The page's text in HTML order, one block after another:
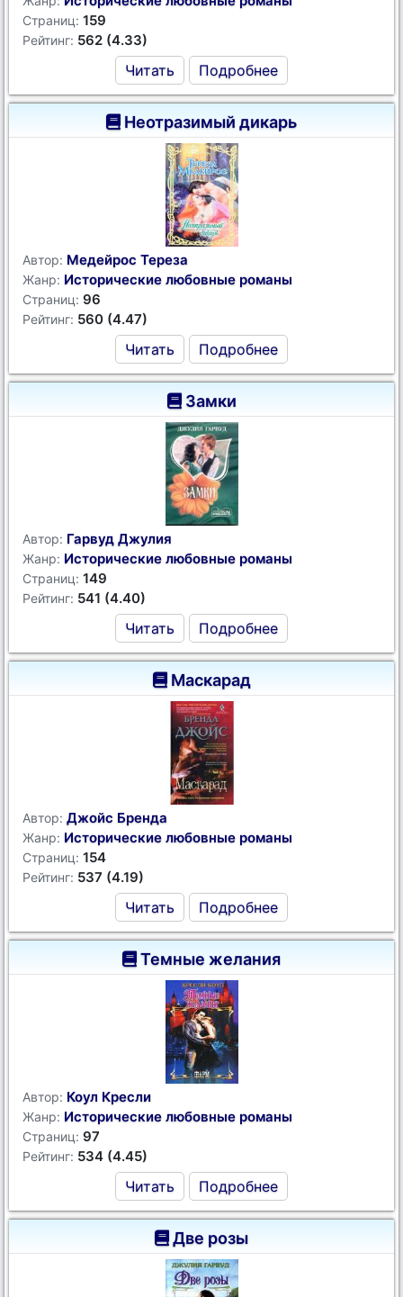
Страниц: 159
Рейтинг: 562 (4.33)
Читать Подробнее
Неотразимый дикарь
Автор: Медейрос Тереза
Жанр: Исторические любовные романы
Страниц: 96
Рейтинг: 560 (4.47)
Читать Подробнее
Замки
Автор: Гарвуд Джулия
Жанр: Исторические любовные романы
Страниц: 149
Рейтинг: 541 (4.40)
Читать Подробнее
Маскарад
Автор: Джойс Бренда
Жанр: Исторические любовные романы
Страниц: 154
Рейтинг: 537 (4.19)
Читать Подробнее
Темные желания
Автор: Коул Кресли
Жанр: Исторические любовные романы
Страниц: 97
Рейтинг: 534 (4.45)
Читать Подробнее
Две розы